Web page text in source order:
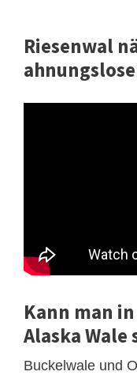
Riesenwal
Kann man
Alaska Wale
Buckelwale und